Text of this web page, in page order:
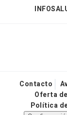
Contacto
Oferta
Política